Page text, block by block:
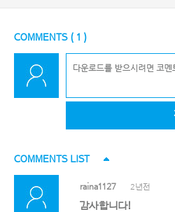
COMMENTS ( 1 )
COMMENTS LIST
raina1127 2년전
감사합니다!